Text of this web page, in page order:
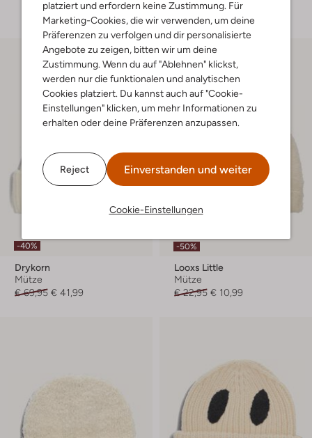
platziert und erfordern keine Zustimmung. Für
Marketing-Cookies, die wir verwenden, um deine
Präferenzen zu verfolgen und dir personalisierte
Angebote zu zeigen, bitten wir um deine
Zustimmung. Wenn du auf "Ablehnen" klickst,
werden nur die funktionalen und analytischen
Cookies platziert. Du kannst auch auf "Cookie-
Einstellungen" klicken, um mehr Informationen zu
erhalten oder deine Präferenzen anzupassen.
Reject Einverstanden und weiter
Cookie-Einstellungen
-40%
Drykorn
Mütze
€ 69,95 € 41,99
-50%
Looxs Little
Mütze
€ 22,95 € 10,99